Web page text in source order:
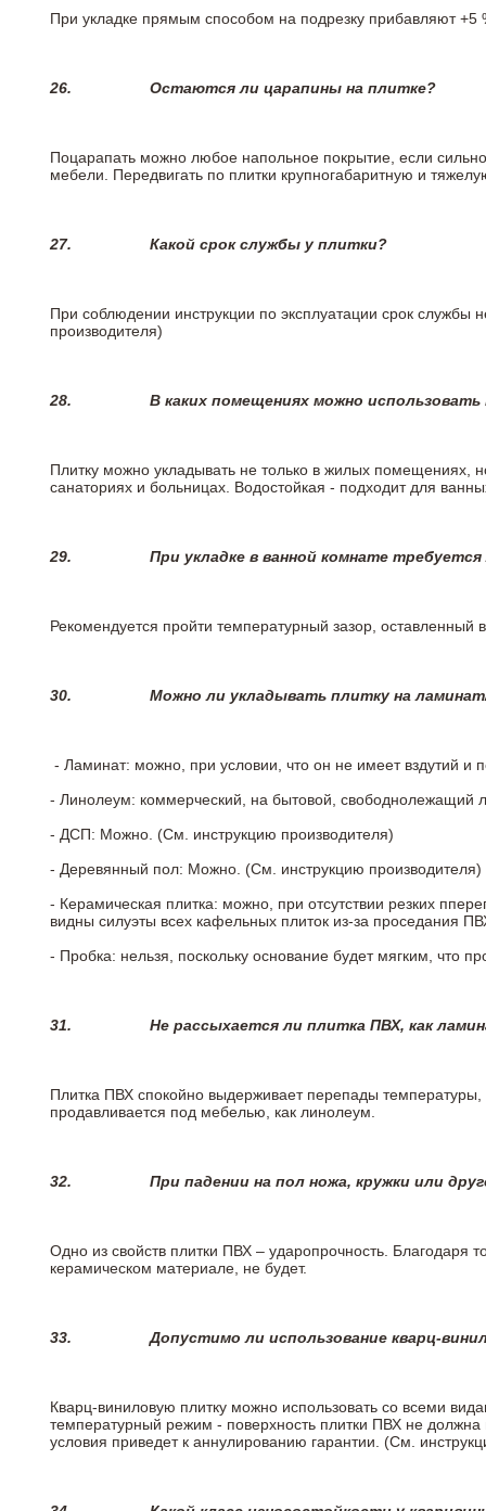
При укладке прямым способом на подрезку прибавляют +5
26. Остаются ли царапины на плитке?
Поцарапать можно любое напольное покрытие, если
мебели. Передвигать по плитки крупногабаритную и
27. Какой срок службы у плитки?
При соблюдении инструкции по эксплуатации срок
производителя)
28. В каких помещениях можно
Плитку можно укладывать не только в жилых помещениях,
санаториях и больницах. Водостойкая - подходит для
29. При укладке в ванной комнате
Рекомендуется пройти температурный зазор,
30. Можно ли укладывать плитку на
- Ламинат: можно, при условии, что он не имеет вздутий
- Линолеум: коммерческий, на бытовой, свободнолежащий
- ДСП: Можно. (См. инструкцию производителя)
- Деревянный пол: Можно. (См. инструкцию производителя)
- Керамическая плитка: можно, при отсутствии резких
видны силуэты всех кафельных плиток из-за проседания
- Пробка: нельзя, поскольку основание будет мягким, что
31. Не рассыхается ли плитка ПВХ, как
Плитка ПВХ спокойно выдерживает перепады температуры,
продавливается под мебелью, как линолеум.
32. При падении на пол ножа, кружки или
Одно из свойств плитки ПВХ – ударопрочность. Благодаря
керамическом материале, не будет.
33.Допустимо ли использование кварц-
Кварц-виниловую плитку можно использовать со всеми
температурный режим - поверхность плитки ПВХ не
условия приведет к аннулированию гарантии. (См.